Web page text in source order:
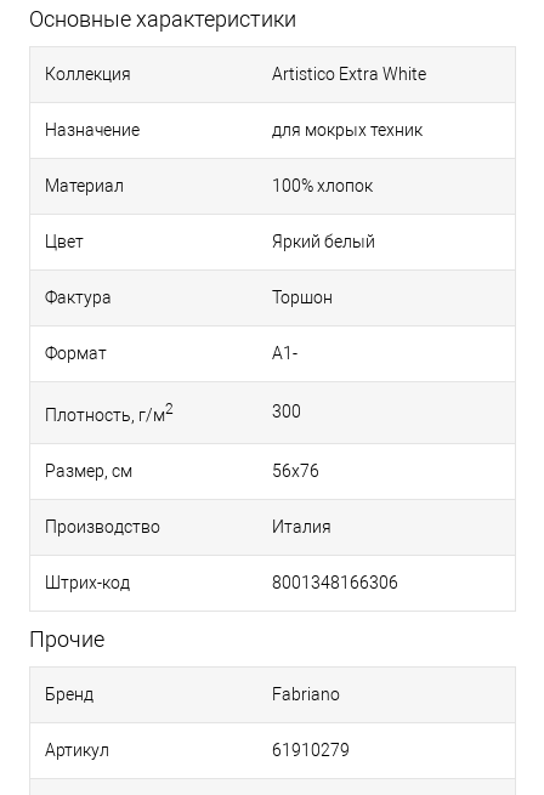
Основные характеристики
Коллекция Artistico Extra White
Назначение для мокрых техник
Материал 100% хлопок
Цвет Яркий белый
Фактура Торшон
Формат A1-
Плотность, г/м2 300
Размер, см 56x76
Производство Италия
Штрих-код 8001348166306
Прочие
Бренд Fabriano
Артикул 61910279